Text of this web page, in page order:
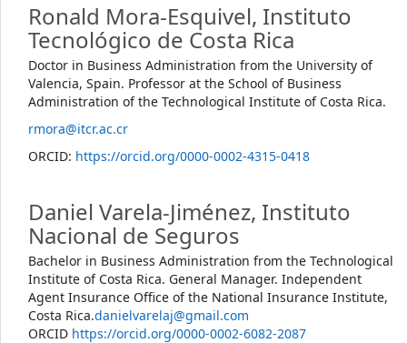
Ronald Mora-Esquivel, Instituto
Tecnológico de Costa Rica
Doctor in Business Administration from the University of
Valencia, Spain. Professor at the School of Business
Administration of the Technological Institute of Costa Rica.
rmora@itcr.ac.cr
ORCID: https://orcid.org/0000-0002-4315-0418
Daniel Varela-Jiménez, Instituto
Nacional de Seguros
Bachelor in Business Administration from the Technological
Institute of Costa Rica. General Manager. Independent
Agent Insurance Office of the National Insurance Institute,
Costa Rica.danielvarelaj@gmail.com
ORCID https://orcid.org/0000-0002-6082-2087